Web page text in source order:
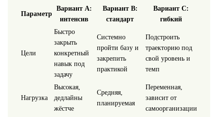
Параметр
Вариант А:
интенсив
Вариант B:
стандарт
Вариант C:
гибкий
Цели
Быстро
закрыть
конкретный
навык под
задачу
Системно
пройти базу и
закрепить
практикой
Подстроить
траекторию под
свой уровень и
темп
Нагрузка
Высокая,
дедлайны
жёстче
Средняя,
планируемая
Переменная,
зависит от
самоорганизации